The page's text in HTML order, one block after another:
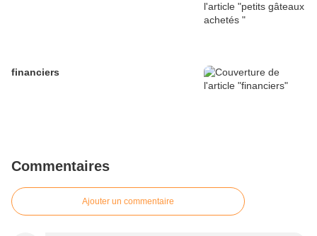
financiers
Commentaires
Ajouter un commentaire